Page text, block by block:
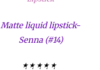
Matte liquid lipstick-
Senna (#14)